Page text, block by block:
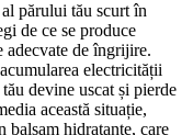
părului tău scurt în
de ce se produce
adecvate de îngrijire.
electricității
devine uscat și pierde
această situație,
balsam hidratante, care